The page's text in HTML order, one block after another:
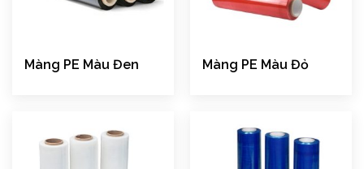
Màng PE Màu Đen Màng PE Màu Đỏ